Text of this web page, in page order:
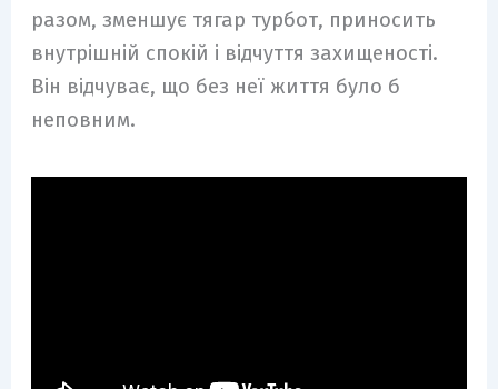
разом, зменшує тягар турбот, приносить
внутрішній спокій і відчуття захищеності.
Він відчуває, що без неї життя було б
неповним.